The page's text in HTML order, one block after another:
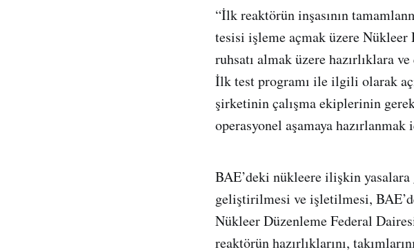
“İlk reaktörün inşasının
tesisi işleme açmak üzere Nükleer
ruhsatı almak üzere hazırlıklara
İlk test programı ile ilgili olarak
şirketinin çalışma ekiplerinin
operasyonel aşamaya
BAE’deki nükleere ilişkin yasalara
geliştirilmesi ve işletilmesi,
Nükleer Düzenleme Federal
reaktörün hazırlıklarını,